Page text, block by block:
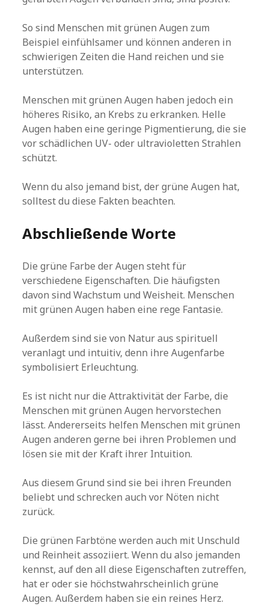
So sind Menschen mit grünen Augen zum
Beispiel einfühlsamer und können anderen in
schwierigen Zeiten die Hand reichen und sie
unterstützen.
Menschen mit grünen Augen haben jedoch ein
höheres Risiko, an Krebs zu erkranken. Helle
Augen haben eine geringe Pigmentierung, die sie
vor schädlichen UV- oder ultravioletten Strahlen
schützt.
Wenn du also jemand bist, der grüne Augen hat,
solltest du diese Fakten beachten.
Abschließende Worte
Die grüne Farbe der Augen steht für
verschiedene Eigenschaften. Die häufigsten
davon sind Wachstum und Weisheit. Menschen
mit grünen Augen haben eine rege Fantasie.
Außerdem sind sie von Natur aus spirituell
veranlagt und intuitiv, denn ihre Augenfarbe
symbolisiert Erleuchtung.
Es ist nicht nur die Attraktivität der Farbe, die
Menschen mit grünen Augen hervorstechen
lässt. Andererseits helfen Menschen mit grünen
Augen anderen gerne bei ihren Problemen und
lösen sie mit der Kraft ihrer Intuition.
Aus diesem Grund sind sie bei ihren Freunden
beliebt und schrecken auch vor Nöten nicht
zurück.
Die grünen Farbtöne werden auch mit Unschuld
und Reinheit assoziiert. Wenn du also jemanden
kennst, auf den all diese Eigenschaften zutreffen,
hat er oder sie höchstwahrscheinlich grüne
Augen. Außerdem haben sie ein reines Herz.